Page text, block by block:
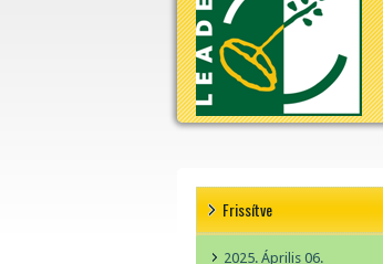
Frissítve
2025. Április 06.